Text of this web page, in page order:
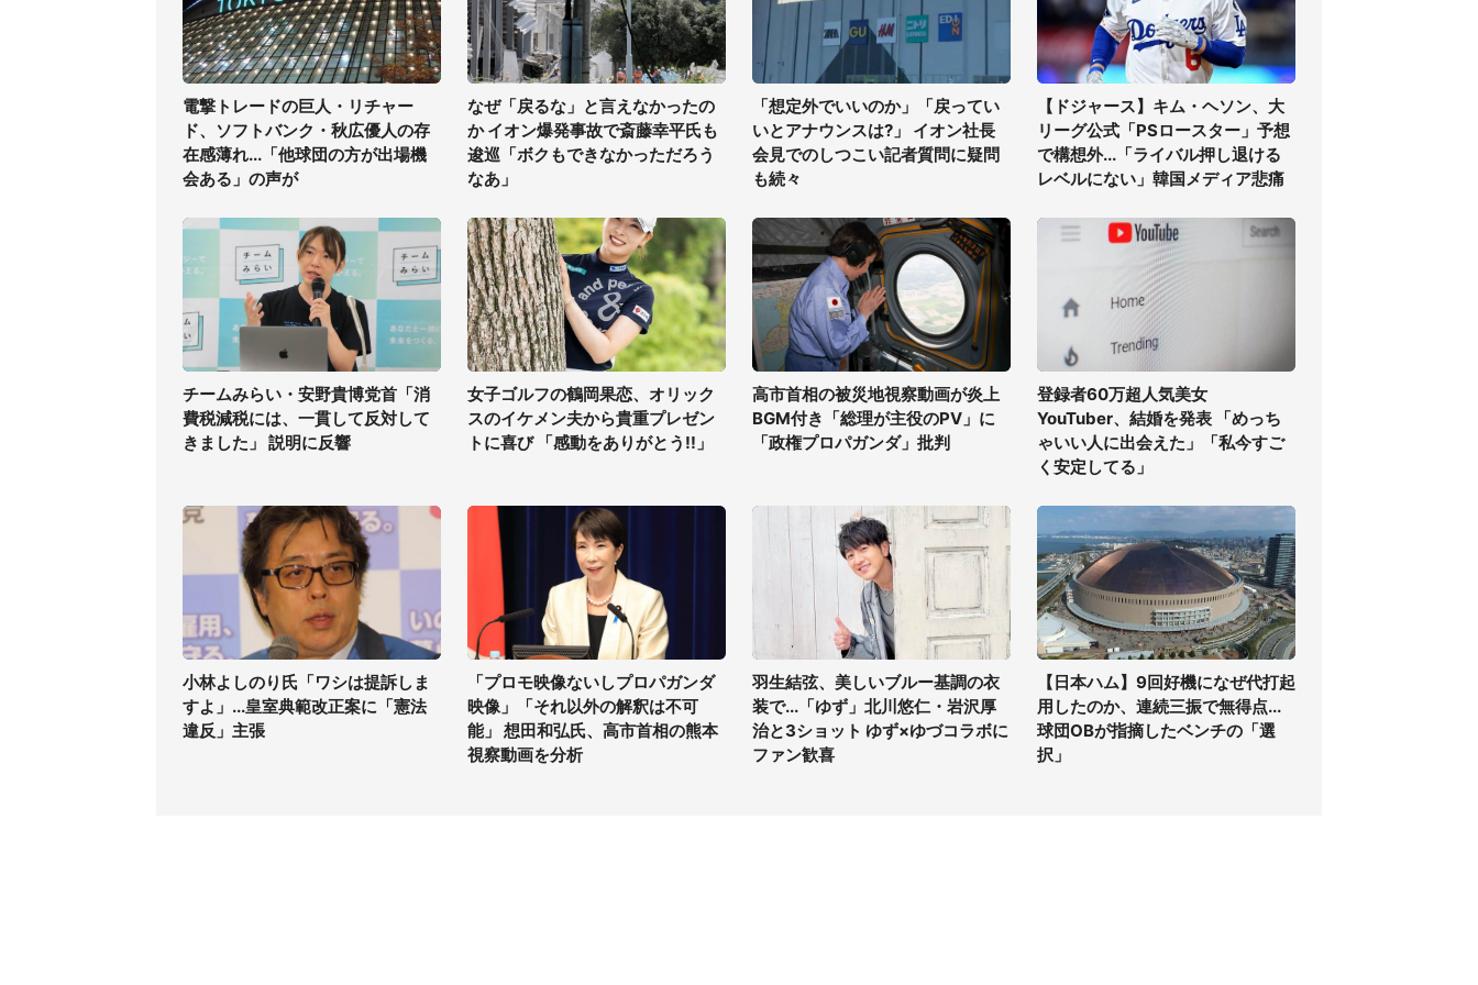
電撃トレードの巨人・リチャー
ド、ソフトバンク・秋広優人の存
在感薄れ...「他球団の方が出場機
会ある」の声が
なぜ「戻るな」と言えなかったの
か イオン爆発事故で斎藤幸平氏も
逡巡「ボクもできなかっただろう
なあ」
「想定外でいいのか」「戻ってい
いとアナウンスは?」 イオン社長
会見でのしつこい記者質問に疑問
も続々
【ドジャース】キム・ヘソン、大
リーグ公式「PSロースター」予想
で構想外...「ライバル押し退ける
レベルにない」韓国メディア悲痛
チームみらい・安野貴博党首「消
費税減税には、一貫して反対して
きました」 説明に反響
女子ゴルフの鶴岡果恋、オリック
スのイケメン夫から貴重プレゼン
トに喜び 「感動をありがとう!!」
高市首相の被災地視察動画が炎上
BGM付き「総理が主役のPV」に
「政権プロパガンダ」批判
登録者60万超人気美女
YouTuber、結婚を発表 「めっち
ゃいい人に出会えた」「私今すご
く安定してる」
小林よしのり氏「ワシは提訴しま
すよ」...皇室典範改正案に「憲法
違反」主張
「プロモ映像ないしプロパガンダ
映像」「それ以外の解釈は不可
能」 想田和弘氏、高市首相の熊本
視察動画を分析
羽生結弦、美しいブルー基調の衣
装で...「ゆず」北川悠仁・岩沢厚
治と3ショット ゆず×ゆづコラボに
ファン歓喜
【日本ハム】9回好機になぜ代打起
用したのか、連続三振で無得点...
球団OBが指摘したベンチの「選
択」